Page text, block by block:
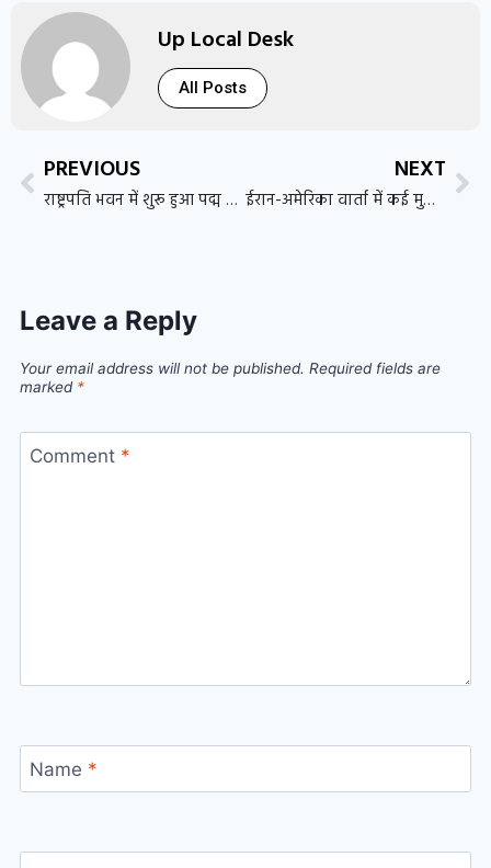
Up Local Desk
All Posts
PREVIOUS
राष्ट्रपति भवन में शुरू हुआ पद्म पुरस्कार 2026 समारोह, 66 विभूतियों को मिला देश का प्रतिष्ठित सम्मान
NEXT
ईरान-अमेरिका वार्ता में कई मुद्दों पर बनी सहमति, लेकिन समझौते पर अभी सस्पेंस बरकरार
Leave a Reply
Your email address will not be published. Required fields are
marked *
Comment *
Name *